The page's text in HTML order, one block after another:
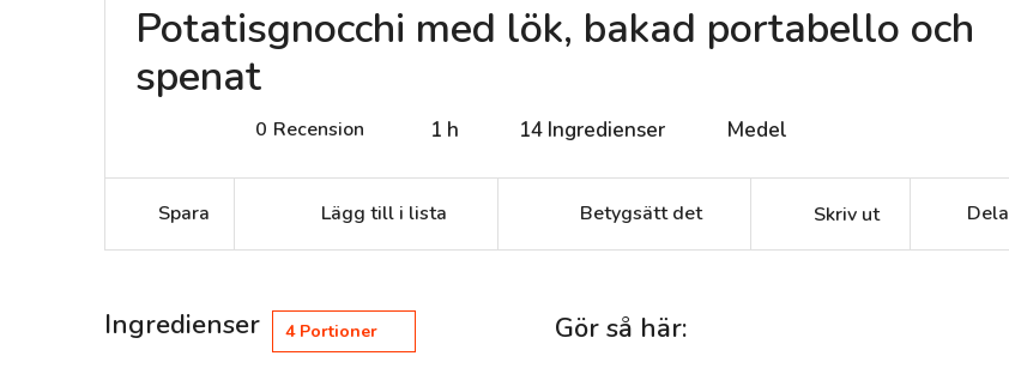
Potatisgnocchi med lök, bakad portabello och
spenat
0 Recension 1 h 14 Ingredienser Medel
Spara Lägg till i lista Betygsätt det Skriv ut Dela
Ingredienser 4 Portioner Gör så här: